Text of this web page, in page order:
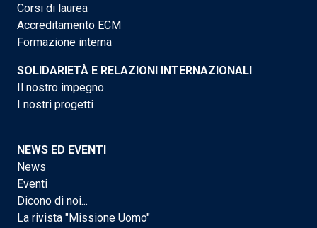
Corsi di laurea
Accreditamento ECM
Formazione interna
SOLIDARIETÀ E RELAZIONI INTERNAZIONALI
Il nostro impegno
I nostri progetti
NEWS ED EVENTI
News
Eventi
Dicono di noi...
La rivista "Missione Uomo"